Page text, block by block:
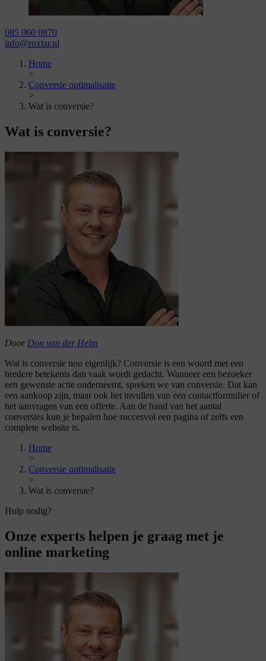
085 060 0870
info@roxtar.nl
Home
>
Conversie optimalisatie
>
Wat is conversie?
Wat is conversie?
Door Don van der Helm
Wat is conversie nou eigenlijk? Conversie is een woord met een
bredere betekenis dan vaak wordt gedacht. Wanneer een bezoeker
een gewenste actie onderneemt, spreken we van conversie. Dat kan
een aankoop zijn, maar ook het invullen van een contactformulier of
het aanvragen van een offerte. Aan de hand van het aantal
conversies kun je bepalen hoe succesvol een pagina of zelfs een
complete website is.
Home
>
Conversie optimalisatie
>
Wat is conversie?
Hulp nodig?
Onze experts helpen je graag met je
online marketing